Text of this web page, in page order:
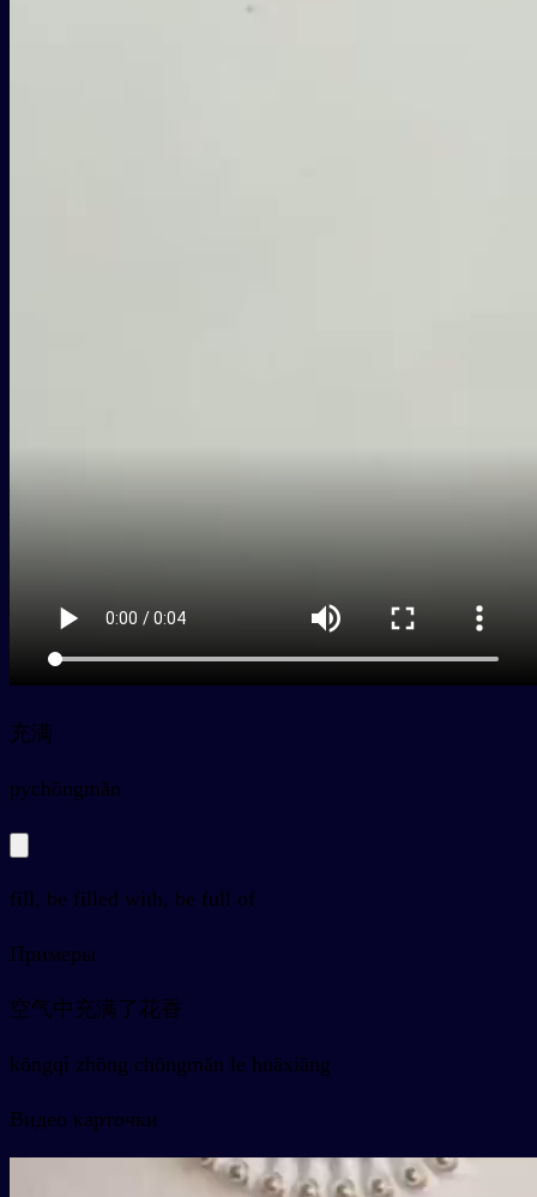
充满
pychōngmǎn
fill, be filled with, be full of
Примеры
空气中充满了花香
kōngqì zhōng chōngmǎn le huāxiāng
Видео карточки